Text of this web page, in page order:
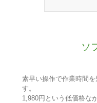
ソ
素早い操作で作業時間
す。
1,980円という低価格な